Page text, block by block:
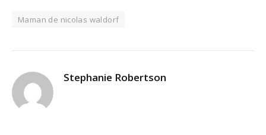
Maman de nicolas waldorf
Stephanie Robertson